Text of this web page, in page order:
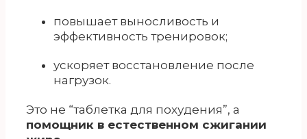
повышает выносливость и
эффективность тренировок;
ускоряет восстановление после
нагрузок.
Это не “таблетка для похудения”, а
помощник в естественном сжигании